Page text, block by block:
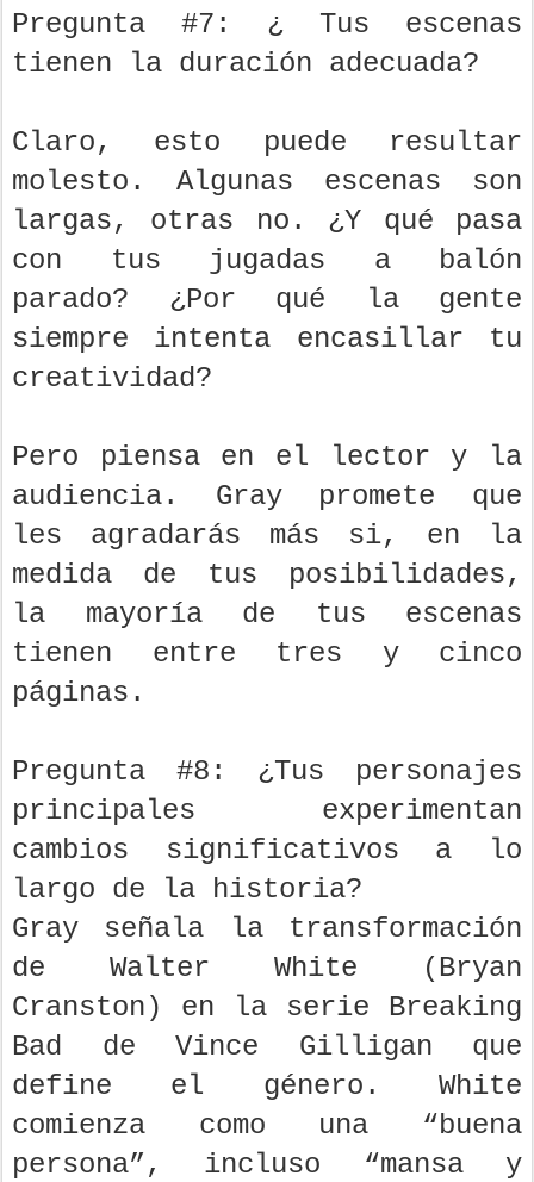
Pregunta #7: ¿ Tus escenas
tienen la duración adecuada?
Claro, esto puede resultar
molesto. Algunas escenas son
largas, otras no. ¿Y qué pasa
con tus jugadas a balón
parado? ¿Por qué la gente
siempre intenta encasillar tu
creatividad?
Pero piensa en el lector y la
audiencia. Gray promete que
les agradarás más si, en la
medida de tus posibilidades,
la mayoría de tus escenas
tienen entre tres y cinco
páginas.
Pregunta #8: ¿Tus personajes
principales experimentan
cambios significativos a lo
largo de la historia?
Gray señala la transformación
de Walter White (Bryan
Cranston) en la serie Breaking
Bad de Vince Gilligan que
define el género. White
comienza como una “buena
persona”, incluso “mansa y